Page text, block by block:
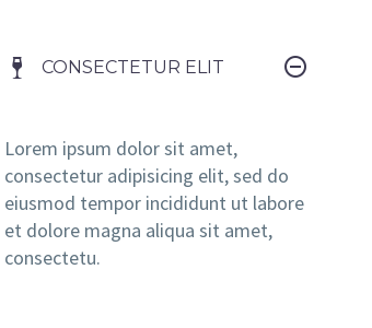
CONSECTETUR ELIT
Lorem ipsum dolor sit amet,
consectetur adipisicing elit, sed do
eiusmod tempor incididunt ut labore
et dolore magna aliqua sit amet,
consectetu.